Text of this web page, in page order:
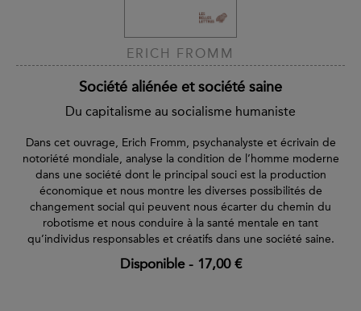
ERICH FROMM
Société aliénée et société saine
Du capitalisme au socialisme humaniste
Dans cet ouvrage, Erich Fromm, psychanalyste et écrivain de
notoriété mondiale, analyse la condition de l’homme moderne
dans une société dont le principal souci est la production
économique et nous montre les diverses possibilités de
changement social qui peuvent nous écarter du chemin du
robotisme et nous conduire à la santé mentale en tant
qu’individus responsables et créatifs dans une société saine.
Disponible- 17,00 €